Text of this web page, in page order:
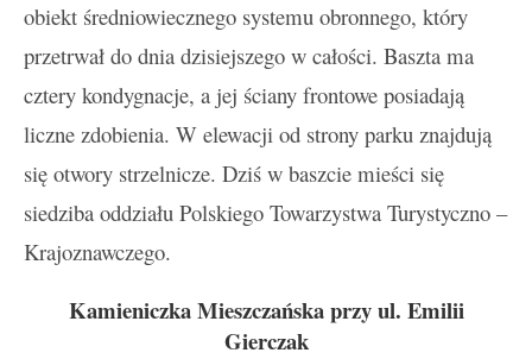
obiekt średniowiecznego systemu obronnego, który
przetrwał do dnia dzisiejszego w całości. Baszta ma
cztery kondygnacje, a jej ściany frontowe posiadają
liczne zdobienia. W elewacji od strony parku znajdują
się otwory strzelnicze. Dziś w baszcie mieści się
siedziba oddziału Polskiego Towarzystwa Turystyczno –
Krajoznawczego.
Kamieniczka Mieszczańska przy ul. Emilii
Gierczak